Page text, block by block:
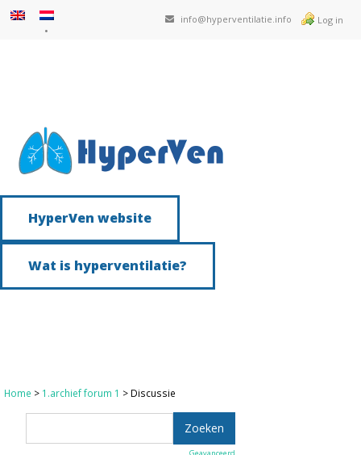
info@hyperventilatie.info Log in
HyperVen website
Wat is hyperventilatie?
Home > 1.archief forum 1 > Discussie